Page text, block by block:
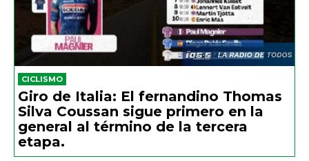
CICLISMO
Giro de Italia: El fernandino Thomas
Silva Coussan sigue primero en la
general al término de la tercera
etapa.